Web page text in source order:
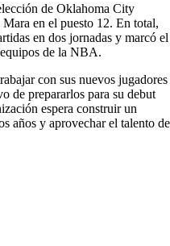
de Oklahoma City
en el puesto 12. En total,
en dos jornadas y marcó el
de la NBA.
con sus nuevos jugadores
de prepararlos para su debut
espera construir un
años y aprovechar el talento de